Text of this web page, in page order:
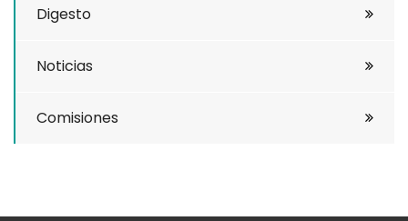
Digesto
Noticias
Comisiones